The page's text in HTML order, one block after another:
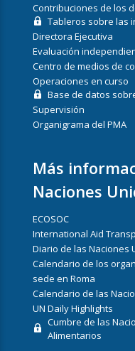
Contribuciones de los
Tableros sobre las
Directora Ejecutiva
Evaluación
Centro de medios de
Operaciones en curso
Base de datos
Supervisión
Organigrama del PMA
Más
Naciones
ECOSOC
International Aid
Diario de las Naciones
Calendario de los
sede en Roma
Calendario de las
UN Daily Highlights
Cumbre de las
Alimentarios